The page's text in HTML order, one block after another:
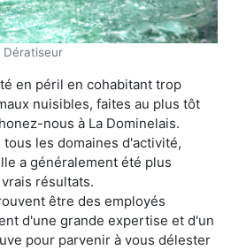
Dératiseur
en péril en cohabitant trop
nuisibles, faites au plus tôt
nous à La Dominelais.
les domaines d'activité,
a généralement été plus
résultats.
être des employés
d'une grande expertise et d'un
pour parvenir à vous délester